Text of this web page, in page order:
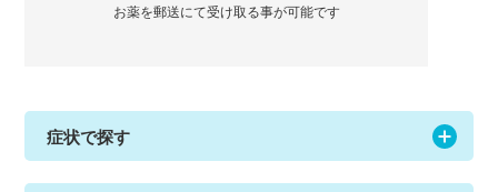
お薬を郵送にて受け取る事が可能です
症状で探す